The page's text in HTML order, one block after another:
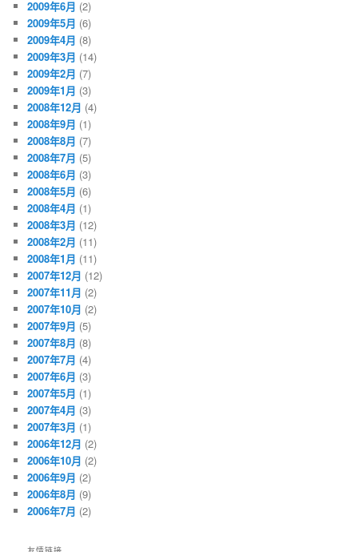
2009年6月 (2)
2009年5月 (6)
2009年4月 (8)
2009年3月 (14)
2009年2月 (7)
2009年1月 (3)
2008年12月 (4)
2008年9月 (1)
2008年8月 (7)
2008年7月 (5)
2008年6月 (3)
2008年5月 (6)
2008年4月 (1)
2008年3月 (12)
2008年2月 (11)
2008年1月 (11)
2007年12月 (12)
2007年11月 (2)
2007年10月 (2)
2007年9月 (5)
2007年8月 (8)
2007年7月 (4)
2007年6月 (3)
2007年5月 (1)
2007年4月 (3)
2007年3月 (1)
2006年12月 (2)
2006年10月 (2)
2006年9月 (2)
2006年8月 (9)
2006年7月 (2)